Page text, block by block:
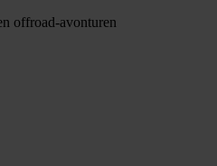
offroad-avonturen